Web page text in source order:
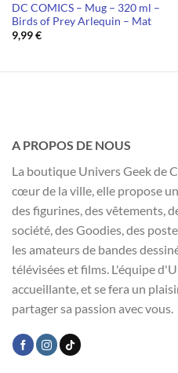
DC COMICS – Mug – 320 ml –
Birds of Prey Arlequin – Mat
9,99€
A PROPOS DE NOUS
La boutique Univers Geek de
cœur de la ville, elle propose
des figurines, des vêtements,
société, des Goodies, des
les amateurs de bandes
télévisées et films. L'équipe
accueillante, et se fera un
partager sa passion avec vous.